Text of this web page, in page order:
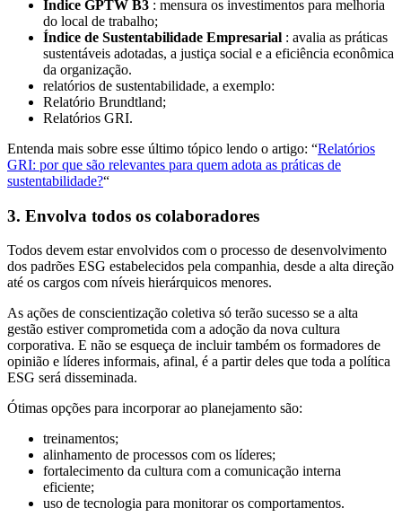
Índice GPTW B3 : mensura os investimentos para melhoria
do local de trabalho;
Índice de Sustentabilidade Empresarial : avalia as práticas
sustentáveis adotadas, a justiça social e a eficiência econômica
da organização.
relatórios de sustentabilidade, a exemplo:
Relatório Brundtland;
Relatórios GRI.
Entenda mais sobre esse último tópico lendo o artigo: “Relatórios
GRI: por que são relevantes para quem adota as práticas de
sustentabilidade?“
3. Envolva todos os colaboradores
Todos devem estar envolvidos com o processo de desenvolvimento
dos padrões ESG estabelecidos pela companhia, desde a alta direção
até os cargos com níveis hierárquicos menores.
As ações de conscientização coletiva só terão sucesso se a alta
gestão estiver comprometida com a adoção da nova cultura
corporativa. E não se esqueça de incluir também os formadores de
opinião e líderes informais, afinal, é a partir deles que toda a política
ESG será disseminada.
Ótimas opções para incorporar ao planejamento são:
treinamentos;
alinhamento de processos com os líderes;
fortalecimento da cultura com a comunicação interna
eficiente;
uso de tecnologia para monitorar os comportamentos.